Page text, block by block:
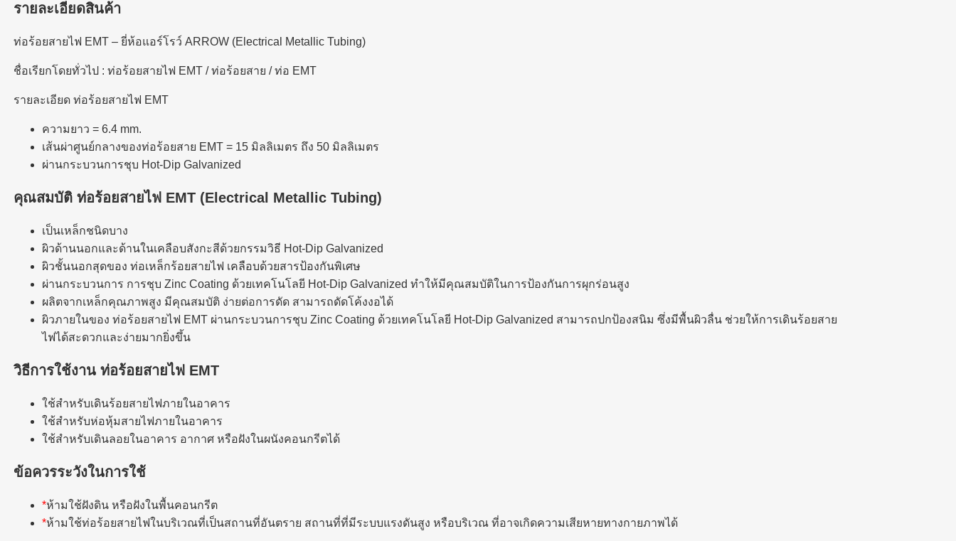
รายละเอียดสินค้า
ท่อร้อยสายไฟ EMT – ยี่ห้อแอร์โรว์ ARROW (Electrical Metallic Tubing)
ชื่อเรียกโดยทั่วไป : ท่อร้อยสายไฟ EMT / ท่อร้อยสาย / ท่อ EMT
รายละเอียด ท่อร้อยสายไฟ EMT
ความยาว = 6.4 mm.
เส้นผ่าศูนย์กลางของท่อร้อยสาย EMT = 15 มิลลิเมตร ถึง 50 มิลลิเมตร
ผ่านกระบวนการชุบ Hot-Dip Galvanized
คุณสมบัติ ท่อร้อยสายไฟ EMT (Electrical Metallic Tubing)
เป็นเหล็กชนิดบาง
ผิวด้านนอกและด้านในเคลือบสังกะสีด้วยกรรมวิธี Hot-Dip Galvanized
ผิวชั้นนอกสุดของ ท่อเหล็กร้อยสายไฟ เคลือบด้วยสารป้องกันพิเศษ
ผ่านกระบวนการ การชุบ Zinc Coating ด้วยเทคโนโลยี Hot-Dip Galvanized ทำให้มีคุณสมบัติในการป้องกันการผุกร่อนสูง
ผลิตจากเหล็กคุณภาพสูง มีคุณสมบัติ ง่ายต่อการดัด สามารถดัดโค้งงอได้
ผิวภายในของ ท่อร้อยสายไฟ EMT ผ่านกระบวนการชุบ Zinc Coating ด้วยเทคโนโลยี Hot-Dip Galvanized สามารถปกป้องสนิม ซึ่งมีพื้นผิวลื่น ช่วยให้การเดินร้อยสาย
ไฟได้สะดวกและง่ายมากยิ่งขึ้น
วิธีการใช้งาน ท่อร้อยสายไฟ EMT
ใช้สำหรับเดินร้อยสายไฟภายในอาคาร
ใช้สำหรับห่อหุ้มสายไฟภายในอาคาร
ใช้สำหรับเดินลอยในอาคาร อากาศ หรือฝังในผนังคอนกรีตได้
ข้อควรระวังในการใช้
*ห้ามใช้ฝังดิน หรือฝังในพื้นคอนกรีต
*ห้ามใช้ท่อร้อยสายไฟในบริเวณที่เป็นสถานที่อันตราย สถานที่ที่มีระบบแรงดันสูง หรือบริเวณ ที่อาจเกิดความเสียหายทางกายภาพได้